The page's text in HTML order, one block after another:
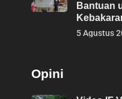
Bantuan
5 Agustus
Opini